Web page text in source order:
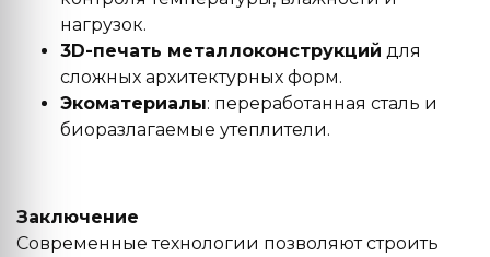
нагрузок.
3D-печать металлоконструкций для
сложных архитектурных форм.
Экоматериалы: переработанная сталь и
биоразлагаемые утеплители.
Заключение
Современные технологии позволяют строить